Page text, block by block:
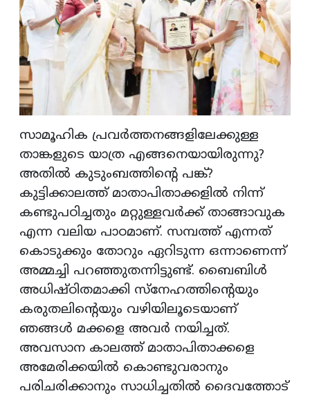
സാമൂഹിക പ്രവർത്തനങ്ങളിലേക്കുള്ള
താങ്കളുടെ യാത്ര എങ്ങനെയായിരുന്നു?
അതിൽ കുടുംബത്തിന്റെ പങ്ക്?
കുട്ടിക്കാലത്ത് മാതാപിതാക്കളിൽ നിന്ന്
കണ്ടുപഠിച്ചതും മറ്റുള്ളവർക്ക് താങ്ങാവുക
എന്ന വലിയ പാഠമാണ്. സമ്പത്ത് എന്നത്
കൊടുക്കും തോറും ഏറിടുന്ന ഒന്നാണെന്ന്
അമ്മച്ചി പറഞ്ഞുതന്നിട്ടുണ്ട്. ബൈബിൾ
അധിഷ്ഠിതമാക്കി സ്നേഹത്തിന്റെയും
കരുതലിന്റെയും വഴിയിലൂടെയാണ്
ഞങ്ങൾ മക്കളെ അവർ നയിച്ചത്.
അവസാന കാലത്ത് മാതാപിതാക്കളെ
അമേരിക്കയിൽ കൊണ്ടുവരാനും
പരിചരിക്കാനും സാധിച്ചതിൽ ദൈവത്തോട്